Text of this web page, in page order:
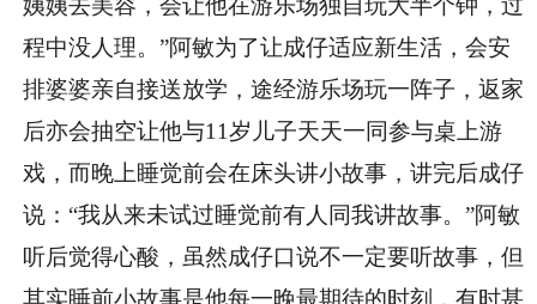
姨姨去美容，会让他在游乐场独自玩大半个钟，过
程中没人理。”阿敏为了让成仔适应新生活，会安
排婆婆亲自接送放学，途经游乐场玩一阵子，返家
后亦会抽空让他与11岁儿子天天一同参与桌上游
戏，而晚上睡觉前会在床头讲小故事，讲完后成仔
说：“我从来未试过睡觉前有人同我讲故事。”阿敏
听后觉得心酸，虽然成仔口说不一定要听故事，但
其实睡前小故事是他每一晚最期待的时刻，有时甚